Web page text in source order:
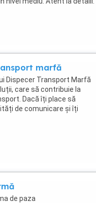
marfă
Dispecer Transport Marfă
care să contribuie la
Dacă îți place să
de comunicare și îți
de paza